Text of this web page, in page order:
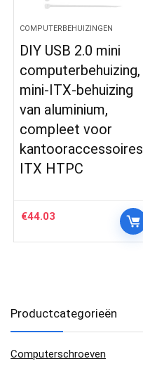
COMPUTERBEHUIZINGEN
DIY USB 2.0 mini
computerbehuizing,
mini-ITX-behuizing
van aluminium,
compleet voor
kantooraccessoires
ITX HTPC
€44.03
Productcategorieën
Computerschroeven